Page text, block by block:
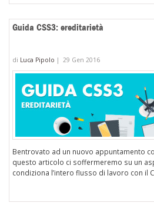
Guida CSS3: ereditarietà
di Luca Pipolo | 29 Gen 2016
Bentrovato ad un nuovo appuntamento
questo articolo ci soffermeremo su un
condiziona l’intero flusso di lavoro con il